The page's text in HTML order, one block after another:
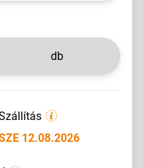
db
12.08.2026